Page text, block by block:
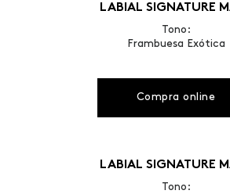
LABIAL SIGNATURE
Tono:
Frambuesa Exótica
Compra online
LABIAL SIGNATURE
Tono: